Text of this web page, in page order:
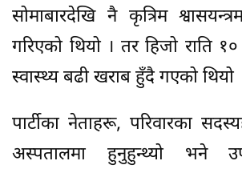
सोमाबारदेखि नै कृत्रिम
गरिएको थियो । तर हिजो राति
स्वास्थ्य बढी खराब हुँदै गएको थियो
पार्टीका नेताहरू, परिवारका
अस्पतालमा हुनुहुन्थ्यो भने